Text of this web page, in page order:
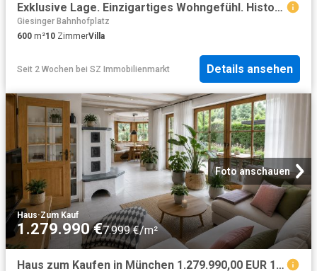
Exklusive Lage. Einzigartiges Wohngefühl. Historische Eleganz
Giesinger Bahnhofplatz
600 m²10 ZimmerVilla
Seit 2 Wochen bei SZ Immobilienmarkt Details ansehen
Foto anschauen
Haus·Zum Kauf
1.279.990 €7.999 €/m²
Haus zum Kaufen in München 1.279.990,00 EUR 160 m²